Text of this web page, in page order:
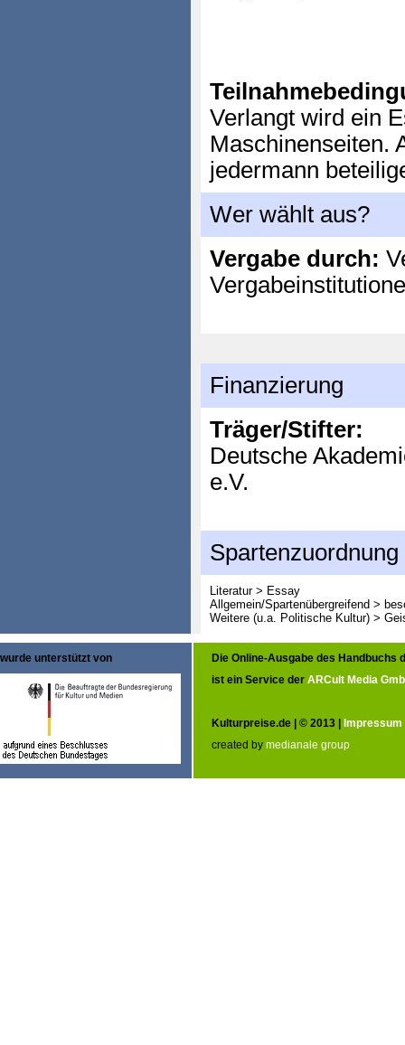
Verlangt wird ein
Maschinenseiten.
jedermann
Wer wählt aus?
Vergabe durch:
Finanzierung
Träger/Stifter:
Deutsche
e.V.
Spartenzuordnung
Literatur > Essay
Allgemein/Spartenübergreifend >
Weitere (u.a. Politische Kultur) >
wurde unterstützt von
Die Online-Ausgabe des Handbuchs
ist ein Service der ARCult Media
Kulturpreise.de | © 2013 | Impressum
created by medianale group